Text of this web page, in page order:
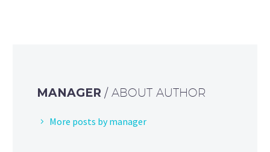
MANAGER / ABOUT AUTHOR
More posts by manager